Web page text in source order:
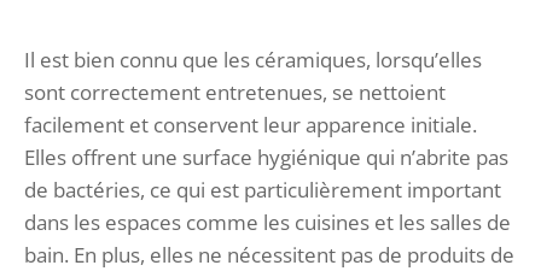
Il est bien connu que les céramiques, lorsqu’elles
sont correctement entretenues, se nettoient
facilement et conservent leur apparence initiale.
Elles offrent une surface hygiénique qui n’abrite pas
de bactéries, ce qui est particulièrement important
dans les espaces comme les cuisines et les salles de
bain. En plus, elles ne nécessitent pas de produits de